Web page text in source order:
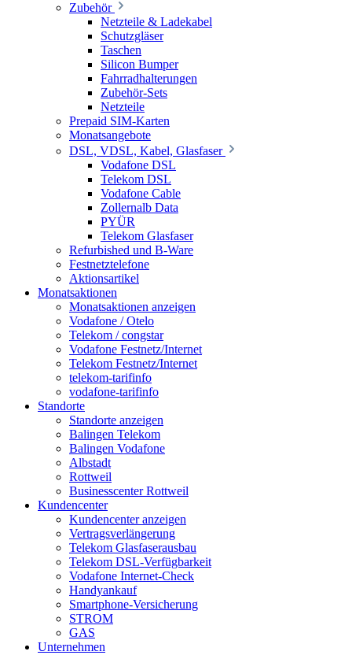
Zubehör
Netzteile & Ladekabel
Schutzgläser
Taschen
Silicon Bumper
Fahrradhalterungen
Zubehör-Sets
Netzteile
Prepaid SIM-Karten
Monatsangebote
DSL, VDSL, Kabel, Glasfaser
Vodafone DSL
Telekom DSL
Vodafone Cable
Zollernalb Data
PYÜR
Telekom Glasfaser
Refurbished und B-Ware
Festnetztelefone
Aktionsartikel
Monatsaktionen
Monatsaktionen anzeigen
Vodafone / Otelo
Telekom / congstar
Vodafone Festnetz/Internet
Telekom Festnetz/Internet
telekom-tarifinfo
vodafone-tarifinfo
Standorte
Standorte anzeigen
Balingen Telekom
Balingen Vodafone
Albstadt
Rottweil
Businesscenter Rottweil
Kundencenter
Kundencenter anzeigen
Vertragsverlängerung
Telekom Glasfaserausbau
Telekom DSL-Verfügbarkeit
Vodafone Internet-Check
Handyankauf
Smartphone-Versicherung
STROM
GAS
Unternehmen